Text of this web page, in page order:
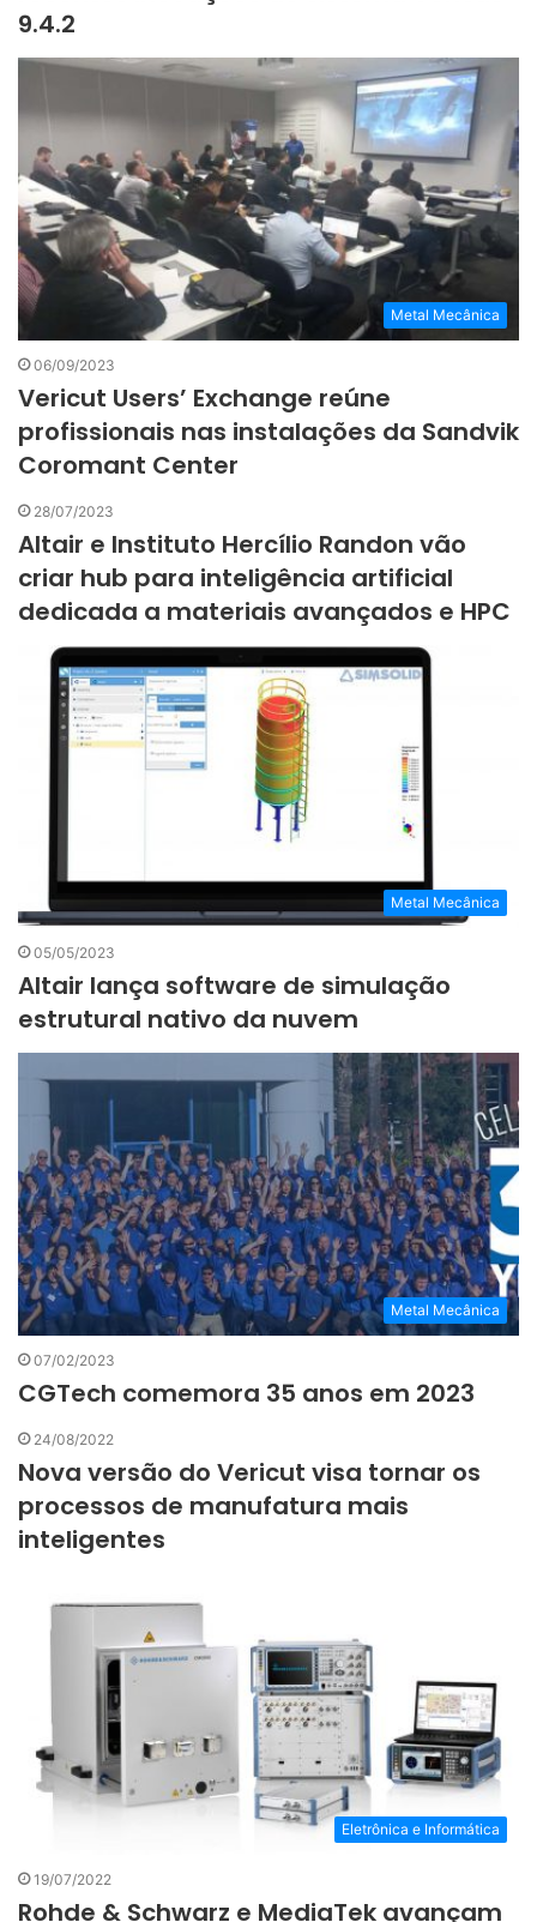
9.4.2
Metal Mecânica
06/09/2023
Vericut Users’ Exchange reúne
profissionais nas instalações da Sandvik
Coromant Center
28/07/2023
Altair e Instituto Hercílio Randon vão
criar hub para inteligência artificial
dedicada a materiais avançados e HPC
Metal Mecânica
05/05/2023
Altair lança software de simulação
estrutural nativo da nuvem
Metal Mecânica
07/02/2023
CGTech comemora 35 anos em 2023
24/08/2022
Nova versão do Vericut visa tornar os
processos de manufatura mais
inteligentes
Eletrônica e Informática
19/07/2022
Rohde & Schwarz e MediaTek avançam